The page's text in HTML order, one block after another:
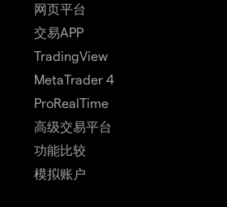
网页平台
交易APP
TradingView
MetaTrader 4
ProRealTime
高级交易平台
功能比较
模拟账户